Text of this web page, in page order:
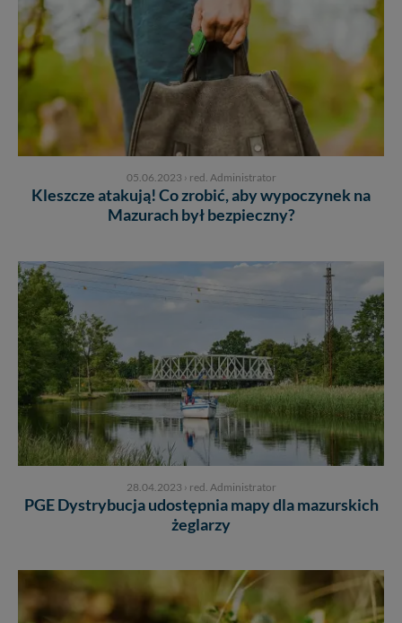
05.06.2023 › red. Administrator
Kleszcze atakują! Co zrobić, aby wypoczynek na
Mazurach był bezpieczny?
28.04.2023 › red. Administrator
PGE Dystrybucja udostępnia mapy dla mazurskich
żeglarzy